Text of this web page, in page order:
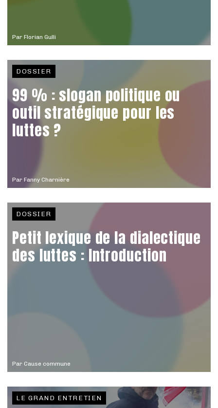
Par Florian Gulli
Par Fanny Charnière
DOSSIER
99 % : slogan politique ou
outil stratégique pour les
luttes ?
Par Cause commune
DOSSIER
Petit lexique de la dialectique
des luttes : Introduction
LE GRAND ENTRETIEN